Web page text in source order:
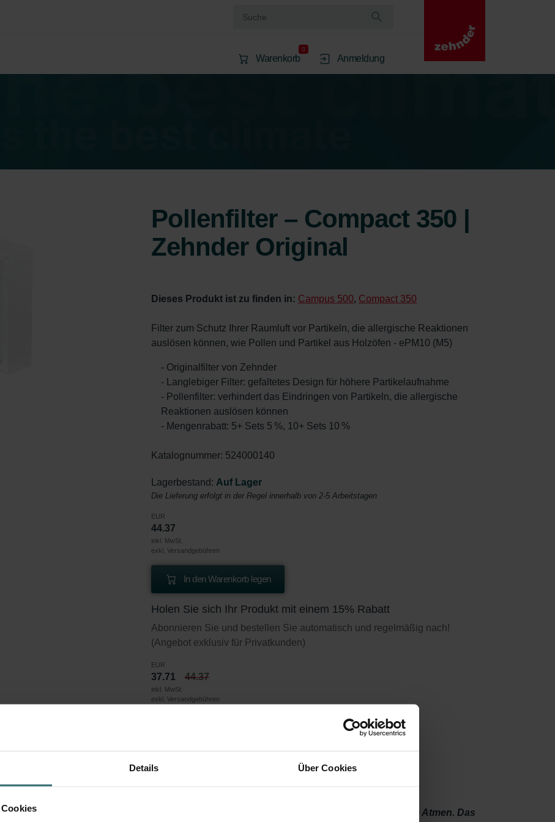
Details Über Cookies
Warenkorb
0
Anmeldung
Pollenfilter – Compact 350 |
Zehnder Original
Dieses Produkt ist zu finden in: Campus 500, Compact 350
Filter zum Schutz Ihrer Raumluft vor Partikeln, die allergische Reaktionen
auslösen können, wie Pollen und Partikel aus Holzöfen - ePM10 (M5)
- Originalfilter von Zehnder
- Langlebiger Filter: gefaltetes Design für höhere Partikelaufnahme
- Pollenfilter: verhindert das Eindringen von Partikeln, die allergische
Reaktionen auslösen können
- Mengenrabatt: 5+ Sets 5 %, 10+ Sets 10 %
Katalognummer: 524000140
Lagerbestand: Auf Lager
Die Lieferung erfolgt in der Regel innerhalb von 2-5 Arbeitstagen
EUR
44.37
inkl. MwSt.
exkl. Versandgebühren
In den Warenkorb legen
Holen Sie sich Ihr Produkt mit einem 15% Rabatt
Abonnieren Sie und bestellen Sie automatisch und regelmäßig nach!
(Angebot exklusiv für Privatkunden)
EUR
37.71 44.37
inkl. MwSt.
exkl. Versandgebühren
– Compact 350 | Zehnder Original
Heuschnupfen) oder das ganze Jahr über – diese Filter verschaffen Ihnen mehr Luft zum Atmen. Das